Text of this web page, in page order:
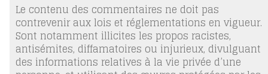
Le contenu des commentaires ne doit pas
contrevenir aux lois et réglementations en vigueur.
Sont notamment illicites les propos racistes,
antisémites, diffamatoires ou injurieux, divulguant
des informations relatives à la vie privée d’une